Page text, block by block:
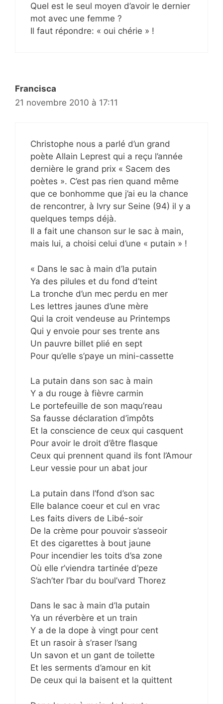
Quel est le seul moyen d’avoir le dernier
mot avec une femme ?
Il faut répondre: « oui chérie » !
Francisca
21 novembre 2010 à 17:11
Christophe nous a parlé d’un grand
poète Allain Leprest qui a reçu l’année
dernière le grand prix « Sacem des
poètes ». C’est pas rien quand même
que ce bonhomme que j’ai eu la chance
de rencontrer, à Ivry sur Seine (94) il y a
quelques temps déjà.
Il a fait une chanson sur le sac à main,
mais lui, a choisi celui d’une « putain » !
« Dans le sac à main d’la putain
Ya des pilules et du fond d’teint
La tronche d’un mec perdu en mer
Les lettres jaunes d’une mère
Qui la croit vendeuse au Printemps
Qui y envoie pour ses trente ans
Un pauvre billet plié en sept
Pour qu’elle s’paye un mini-cassette
La putain dans son sac à main
Y a du rouge à fièvre carmin
Le portefeuille de son maqu’reau
Sa fausse déclaration d’impôts
Et la conscience de ceux qui casquent
Pour avoir le droit d’être flasque
Ceux qui prennent quand ils font l’Amour
Leur vessie pour un abat jour
La putain dans l’fond d’son sac
Elle balance coeur et cul en vrac
Les faits divers de Libé-soir
De la crème pour pouvoir s’asseoir
Et des cigarettes à bout jaune
Pour incendier les toits d’sa zone
Où elle r’viendra tartinée d’peze
S’ach’ter l’bar du boul’vard Thorez
Dans le sac à main d’la putain
Ya un réverbère et un train
Y a de la dope à vingt pour cent
Et un rasoir à s’raser l’sang
Un savon et un gant de toilette
Et les serments d’amour en kit
De ceux qui la baisent et la quittent